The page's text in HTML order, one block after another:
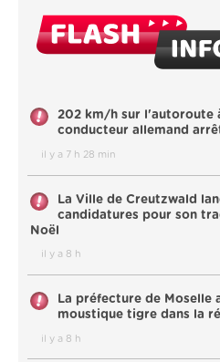
202 km/h sur l'autoroute
conducteur allemand
il y a 7 h 28 min
La Ville de Creutzwald
candidatures pour son
Noël
il y a 8 h
La préfecture de Moselle
moustique tigre dans la
il y a 8 h